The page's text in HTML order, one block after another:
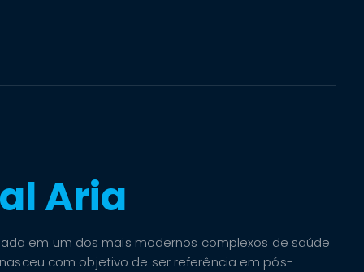
Aria
em um dos mais modernos complexos de saúde
com objetivo de ser referência em pós-